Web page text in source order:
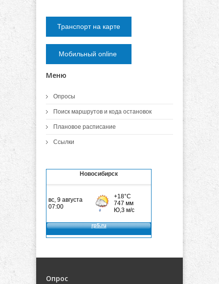
Транспорт на карте
Мобильный online
Меню
Опросы
Поиск маршрутов и кода остановок
Плановое расписание
Ссылки
Новосибирск
Опрос